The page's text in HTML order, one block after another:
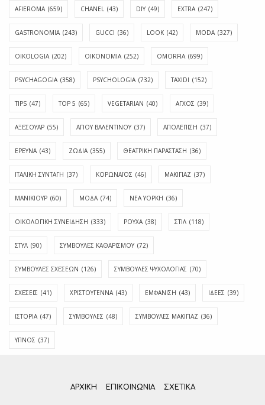
AFIEROMA (659) CHANEL (43) DIY (49) EXTRA (247)
GASTRONOMIA (243) GUCCI (36) LOOK (42) MODA (327)
OIKOLOGIA (202) OIKONOMIA (252) OMORFIA (699)
PSYCHAGOGIA (358) PSYCHOLOGIA (732) TAXIDI (152)
TIPS (47) TOP 5 (65) VEGETARIAN (40) ΑΓΧΟΣ (39)
ΑΞΕΣΟΥΑΡ (55) ΑΓΊΟΥ ΒΑΛΕΝΤΊΝΟΥ (37) ΑΠΟΛΈΠΙΣΗ (37)
ΕΡΕΥΝΑ (43) ΖΩΔΙΑ (355) ΘΕΑΤΡΙΚΗ ΠΑΡΑΣΤΑΣΗ (36)
ΙΤΑΛΙΚΗ ΣΥΝΤΑΓΗ (37) ΚΟΡΩΝΑΪΟΣ (46) ΜΑΚΙΓΙΑΖ (37)
ΜΑΝΙΚΙΟΥΡ (60) ΜΟΔΑ (74) ΝΕΑ ΥΟΡΚΗ (36)
ΟΙΚΟΛΟΓΙΚΗ ΣΥΝΕΙΔΗΣΗ (333) ΡΟΥΧΑ (38) ΣΤΙΛ (118)
ΣΤΥΛ (90) ΣΥΜΒΟΥΛΕΣ ΚΑΘΑΡΙΣΜΟΥ (72)
ΣΥΜΒΟΥΛΕΣ ΣΧΕΣΕΩΝ (126) ΣΥΜΒΟΥΛΕΣ ΨΥΧΟΛΟΓΙΑΣ (70)
ΣΧΕΣΕΙΣ (41) ΧΡΙΣΤΟΥΓΕΝΝΑ (43) ΕΜΦΆΝΙΣΗ (43) ΙΔΈΕΣ (39)
ΙΣΤΟΡΊΑ (47) ΣΥΜΒΟΥΛΈΣ (48) ΣΥΜΒΟΥΛΈΣ ΜΑΚΙΓΙΆΖ (36)
ΎΠΝΟΣ (37)
ΑΡΧΙΚΗ ΕΠΙΚΟΙΝΩΝΊΑ ΣΧΕΤΙΚΆ